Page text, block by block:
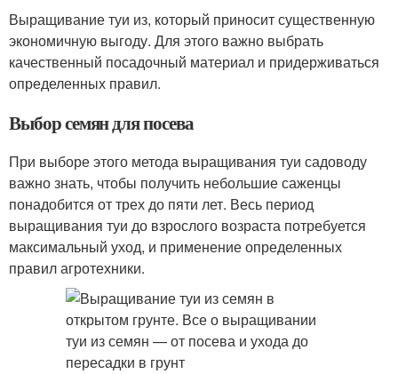
Выращивание туи из, который приносит существенную
экономичную выгоду. Для этого важно выбрать
качественный посадочный материал и придерживаться
определенных правил.
Выбор семян для посева
При выборе этого метода выращивания туи садоводу
важно знать, чтобы получить небольшие саженцы
понадобится от трех до пяти лет. Весь период
выращивания туи до взрослого возраста потребуется
максимальный уход, и применение определенных
правил агротехники.